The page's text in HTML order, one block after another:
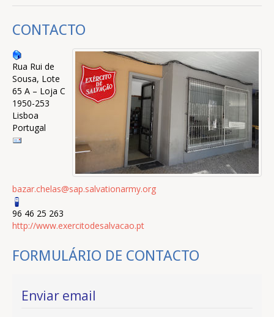
CONTACTO
Rua Rui de
Sousa, Lote
65 A – Loja C
1950-253
Lisboa
Portugal
bazar.chelas@sap.salvationarmy.org
96 46 25 263
http://www.exercitodesalvacao.pt
FORMULÁRIO DE CONTACTO
Enviar email